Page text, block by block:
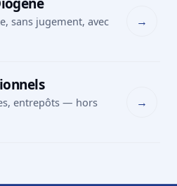
sans jugement, avec
→
entrepôts — hors
→